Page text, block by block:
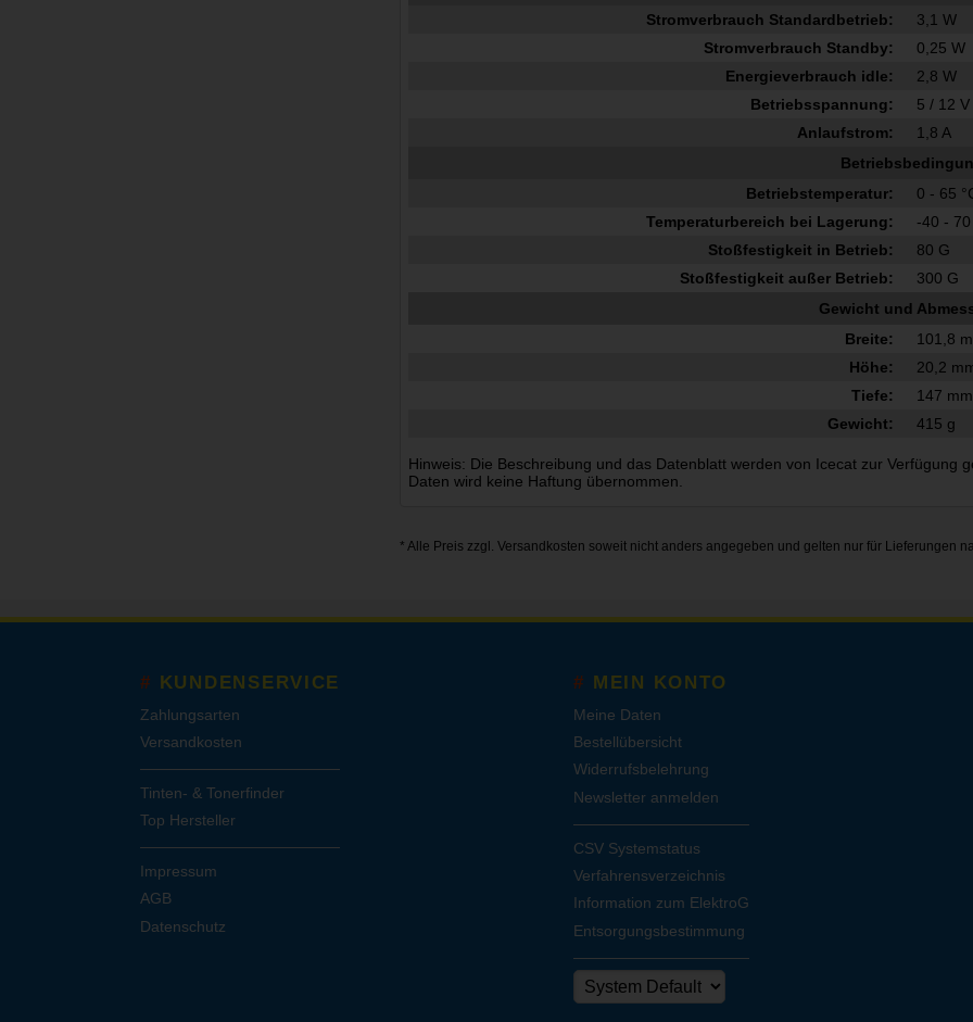
Stromverbrauch Standardbetrieb:
3,1 W
Stromverbrauch Standby:
0,25 W
Energieverbrauch idle:
2,8 W
Betriebsspannung:
5 / 12 V
Anlaufstrom:
1,8 A
Betriebstemperatur:
0 - 65
Temperaturbereich bei Lagerung:
-40 - 70
Stoßfestigkeit in Betrieb:
80 G
Stoßfestigkeit außer Betrieb:
300 G
Gewicht und
Breite:
101,8
Höhe:
20,2
Tiefe:
147 mm
Gewicht:
415 g
Hinweis: Die Beschreibung und das Datenblatt werden von Icecat zur Verfügung
Daten wird keine Haftung übernommen.
* Alle Preis zzgl. Versandkosten soweit nicht anders angegeben und gelten nur für Lieferungen
KUNDENSERVICE
Zahlungsarten
Versandkosten
Tinten- & Tonerfinder
Top Hersteller
Impressum
AGB
Datenschutz
MEIN KONTO
Meine Daten
Bestellübersicht
Widerrufsbelehrung
Newsletter anmelden
CSV Systemstatus
Verfahrensverzeichnis
Information zum ElektroG
Entsorgungsbestimmung